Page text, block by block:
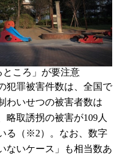
ころ」が要注意
犯罪被害件数は、全国で
わいせつの被害者数は
略取誘拐の被害が109人
る（※2）。なお、数字
ないケース」も相当数あ